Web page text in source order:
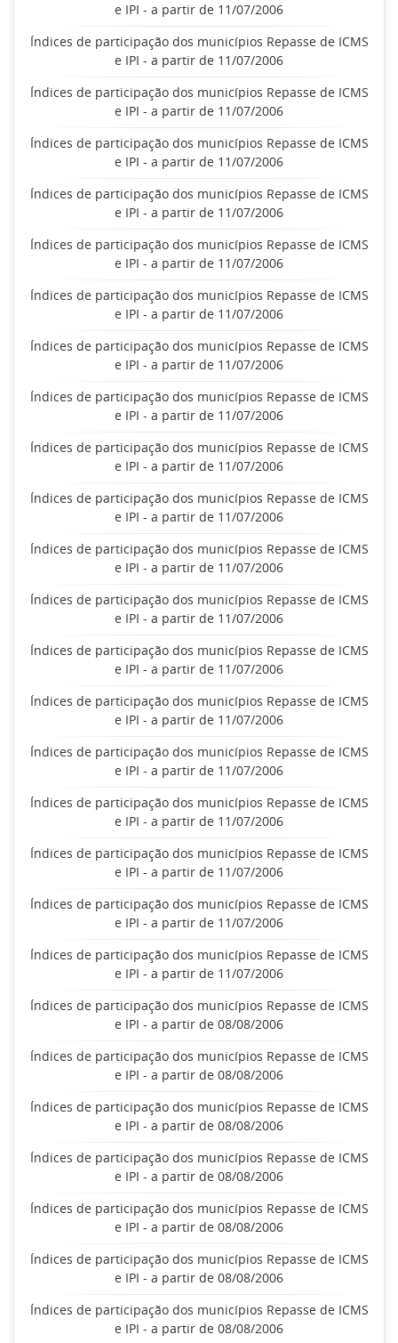
e IPI - a partir de 11/07/2006
Índices de participação dos municípios Repasse de ICMS
e IPI - a partir de 11/07/2006
Índices de participação dos municípios Repasse de ICMS
e IPI - a partir de 11/07/2006
Índices de participação dos municípios Repasse de ICMS
e IPI - a partir de 11/07/2006
Índices de participação dos municípios Repasse de ICMS
e IPI - a partir de 11/07/2006
Índices de participação dos municípios Repasse de ICMS
e IPI - a partir de 11/07/2006
Índices de participação dos municípios Repasse de ICMS
e IPI - a partir de 11/07/2006
Índices de participação dos municípios Repasse de ICMS
e IPI - a partir de 11/07/2006
Índices de participação dos municípios Repasse de ICMS
e IPI - a partir de 11/07/2006
Índices de participação dos municípios Repasse de ICMS
e IPI - a partir de 11/07/2006
Índices de participação dos municípios Repasse de ICMS
e IPI - a partir de 11/07/2006
Índices de participação dos municípios Repasse de ICMS
e IPI - a partir de 11/07/2006
Índices de participação dos municípios Repasse de ICMS
e IPI - a partir de 11/07/2006
Índices de participação dos municípios Repasse de ICMS
e IPI - a partir de 11/07/2006
Índices de participação dos municípios Repasse de ICMS
e IPI - a partir de 11/07/2006
Índices de participação dos municípios Repasse de ICMS
e IPI - a partir de 11/07/2006
Índices de participação dos municípios Repasse de ICMS
e IPI - a partir de 11/07/2006
Índices de participação dos municípios Repasse de ICMS
e IPI - a partir de 11/07/2006
Índices de participação dos municípios Repasse de ICMS
e IPI - a partir de 11/07/2006
Índices de participação dos municípios Repasse de ICMS
e IPI - a partir de 11/07/2006
Índices de participação dos municípios Repasse de ICMS
e IPI - a partir de 08/08/2006
Índices de participação dos municípios Repasse de ICMS
e IPI - a partir de 08/08/2006
Índices de participação dos municípios Repasse de ICMS
e IPI - a partir de 08/08/2006
Índices de participação dos municípios Repasse de ICMS
e IPI - a partir de 08/08/2006
Índices de participação dos municípios Repasse de ICMS
e IPI - a partir de 08/08/2006
Índices de participação dos municípios Repasse de ICMS
e IPI - a partir de 08/08/2006
Índices de participação dos municípios Repasse de ICMS
e IPI - a partir de 08/08/2006